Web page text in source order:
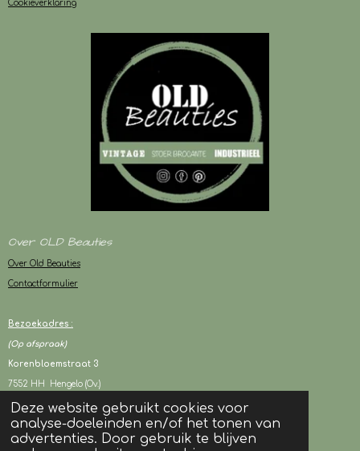
Deze website gebruikt cookies voor
analyse-doeleinden en/of het tonen van
advertenties. Door gebruik te blijven
Cookieverklaring
Over OLD Beauties
Over Old Beauties
Contactformulier
Bezoekadres :
(Op afspraak)
Korenbloemstraat 3
7552 HH Hengelo (Ov.)
KVK : 94243417
BTW : NL003080706B05